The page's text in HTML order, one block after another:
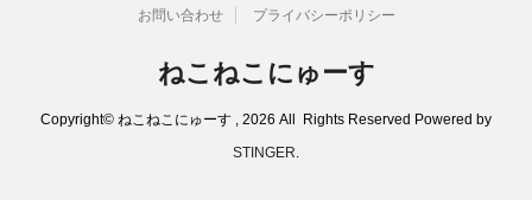
お問い合わせ プライバシーポリシー
ねこねこにゅーす
Copyright© ねこねこにゅーす , 2026 All Rights Reserved Powered by
STINGER